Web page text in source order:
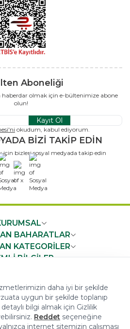
Aboneliği
haberdar olmak için e-bültenimize abone
olun!
Kayıt Ol
okudum, kabul ediyorum.
BİZİ TAKİP EDİN
için bizleri sosyal medyada takip edin
x
BAHARATLAR
KATEGORİLER
BİLGİLER
daha iyi bir şekilde
uygun bir şekilde toplanıp
bilgi almak için Gizlilik
Reddet seçeneğine
internet sitemizin çalışması